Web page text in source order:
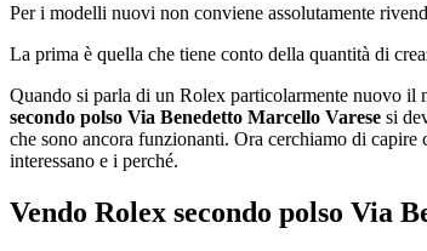
Per i modelli nuovi non conviene assolutamente
La prima è quella che tiene conto della quantità di
Quando si parla di un Rolex particolarmente nuovo il
secondo polso Via Benedetto Marcello Varese si
che sono ancora funzionanti. Ora cerchiamo di
interessano e i perché.
Vendo Rolex secondo polso Via